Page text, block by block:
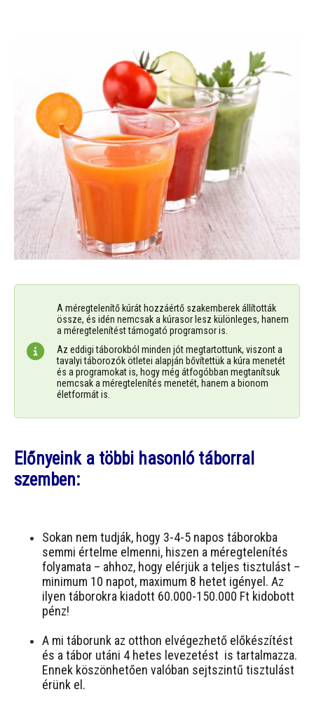
A méregtelenítő kúrát hozzáértő szakemberek állították
össze, és idén nemcsak a kúrasor lesz különleges, hanem
a méregtelenítést támogató programsor is.
Az eddigi táborokból minden jót megtartottunk, viszont a
tavalyi táborozók ötletei alapján bővítettük a kúra menetét
és a programokat is, hogy még átfogóbban megtanítsuk
nemcsak a méregtelenítés menetét, hanem a bionom
életformát is.
Előnyeink a többi hasonló táborral
szemben:
Sokan nem tudják, hogy 3-4-5 napos táborokba
semmi értelme elmenni, hiszen a méregtelenítés
folyamata – ahhoz, hogy elérjük a teljes tisztulást –
minimum 10 napot, maximum 8 hetet igényel. Az
ilyen táborokra kiadott 60.000-150.000 Ft kidobott
pénz!
A mi táborunk az otthon elvégezhető előkészítést
és a tábor utáni 4 hetes levezetést is tartalmazza.
Ennek köszönhetően valóban sejtszintű tisztulást
érünk el.